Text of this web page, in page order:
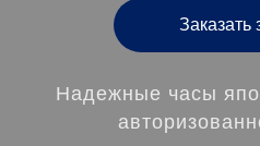
Заказать
Надежные часы